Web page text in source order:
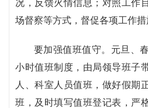
况，反馈火情信息；对照工作
场督察等方式，督促各项工作措
要加强值班值守。元旦、
小时值班制度，由局领导班子
人、科室人员值班，做好假期
班，及时填写值班登记表，严